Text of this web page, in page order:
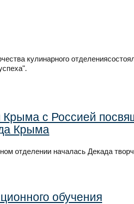
кулинарного
с Россией
Крыма
отделении началась Декада
обучения